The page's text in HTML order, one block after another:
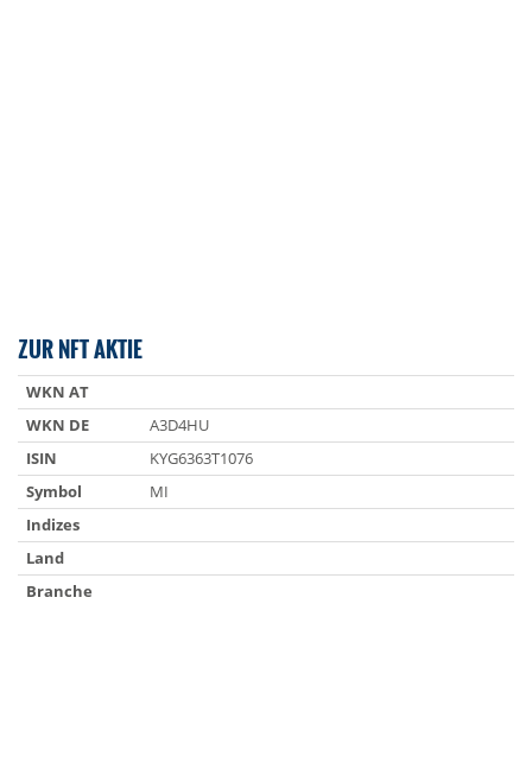
ZUR NFT AKTIE
WKN AT
WKN DE
A3D4HU
ISIN
KYG6363T1076
Symbol
MI
Indizes
Land
Branche